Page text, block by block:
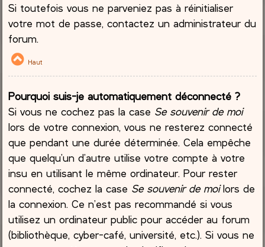
Si toutefois vous ne parveniez pas à réinitialiser
votre mot de passe, contactez un administrateur du
forum.
Haut
Pourquoi suis-je automatiquement déconnecté ?
Si vous ne cochez pas la case Se souvenir de moi
lors de votre connexion, vous ne resterez connecté
que pendant une durée déterminée. Cela empêche
que quelqu’un d’autre utilise votre compte à votre
insu en utilisant le même ordinateur. Pour rester
connecté, cochez la case Se souvenir de moilors de
la connexion. Ce n’est pas recommandé si vous
utilisez un ordinateur public pour accéder au forum
(bibliothèque, cyber-café, université, etc.). Si vous ne